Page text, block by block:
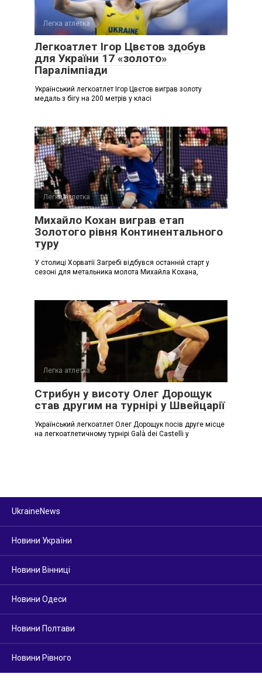
Легка атлетка
Легкоатлет Ігор Цвєтов здобув
для України 17 «золото»
Паралімпіади
Український легкоатлет Ігор Цвєтов виграв золоту
медаль з бігу на 200 метрів у класі
Легка атлетка
Михайло Кохан виграв етап
Золотого рівня Континентального
туру
У столиці Хорватії Загребі відбувся останній старт у
сезоні для метальника молота Михайла Кохана,
Легка атлетка
Стрибун у висоту Олег Дорощук
став другим на турнірі у Швейцарії
Український легкоатлет Олег Дорощук посів друге місце
на легкоатлетичному турнірі Galà dei Castelli у
UkraineNews
Новини України
Новини Вінниці
Новини Одеси
Новини Полтави
Новини Рівного